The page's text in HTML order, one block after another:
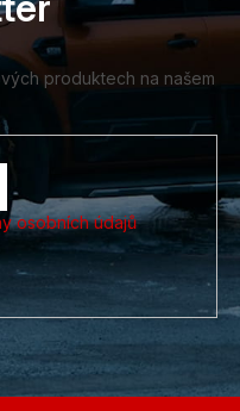
produktech na našem
osobních údajů